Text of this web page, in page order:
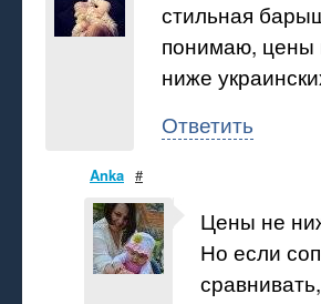
стильная
понимаю, цены
ниже
Ответить
Anka #
Цены не
Но если